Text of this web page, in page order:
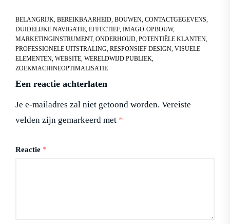
BELANGRIJK, BEREIKBAARHEID, BOUWEN, CONTACTGEGEVENS,
DUIDELIJKE NAVIGATIE, EFFECTIEF, IMAGO-OPBOUW,
MARKETINGINSTRUMENT, ONDERHOUD, POTENTIËLE KLANTEN,
PROFESSIONELE UITSTRALING, RESPONSIEF DESIGN, VISUELE
ELEMENTEN, WEBSITE, WERELDWIJD PUBLIEK,
ZOEKMACHINEOPTIMALISATIE
Een reactie achterlaten
Je e-mailadres zal niet getoond worden. Vereiste
velden zijn gemarkeerd met *
Reactie *